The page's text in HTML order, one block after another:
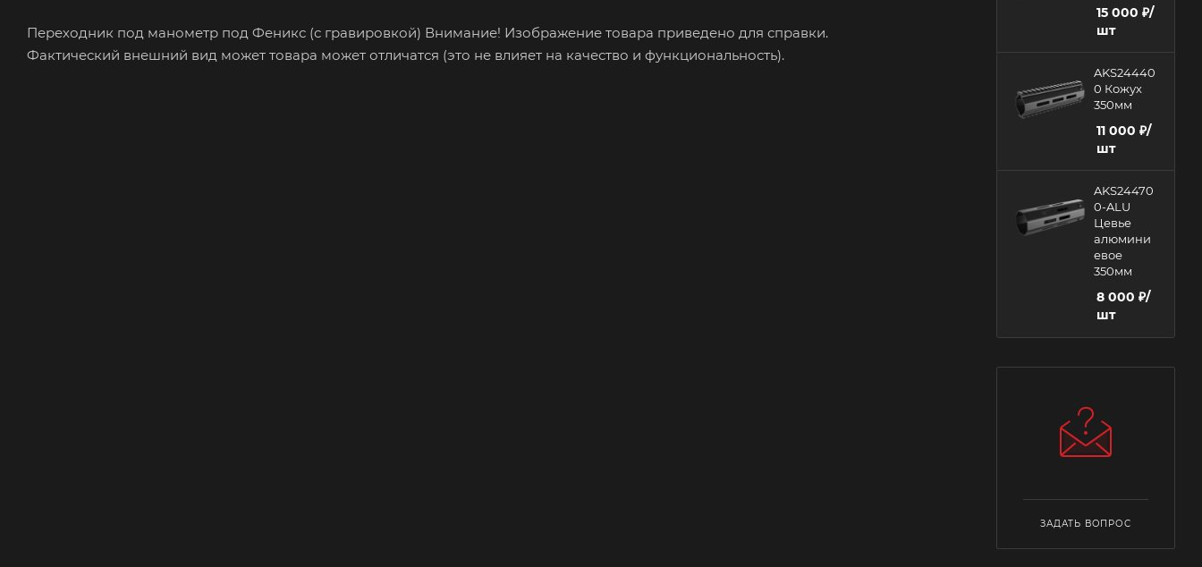
Переходник под манометр под Феникс (с гравировкой) Внимание! Изображение товара приведено для справки.
Фактический внешний вид может товара может отличатся (это не влияет на качество и функциональность).
15 000 ₽/
шт
AKS24440
0 Кожух
350мм
11 000 ₽/
шт
AKS24470
0-ALU
Цевье
алюмини
евое
350мм
8 000 ₽/
шт
ЗАДАТЬ ВОПРОС